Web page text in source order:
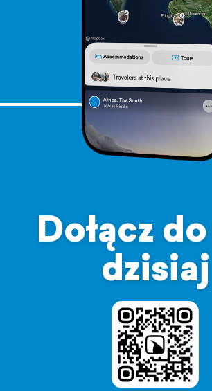
Dołącz
dzisiaj